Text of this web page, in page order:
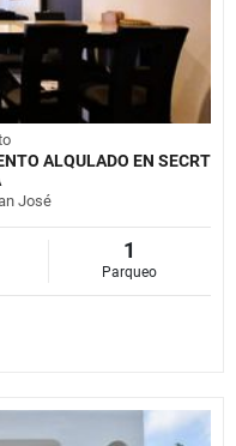
ALQULADO EN SECRT
José
1
Parqueo